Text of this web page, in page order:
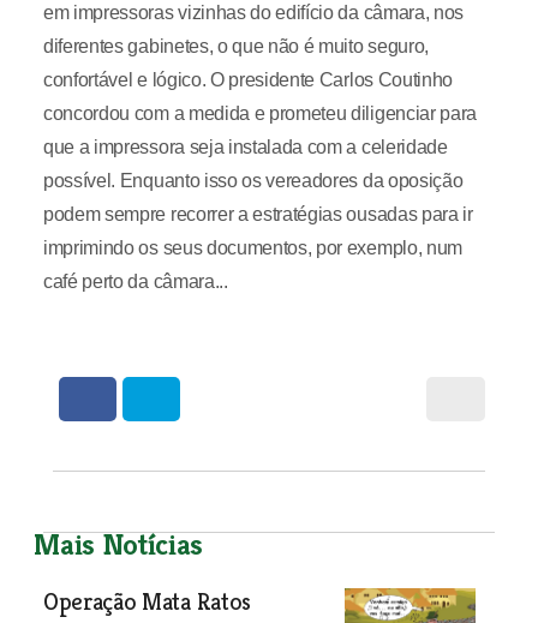
em impressoras vizinhas do edifício da câmara, nos
diferentes gabinetes, o que não é muito seguro,
confortável e lógico. O presidente Carlos Coutinho
concordou com a medida e prometeu diligenciar para
que a impressora seja instalada com a celeridade
possível. Enquanto isso os vereadores da oposição
podem sempre recorrer a estratégias ousadas para ir
imprimindo os seus documentos, por exemplo, num
café perto da câmara...
Mais Notícias
Operação Mata Ratos